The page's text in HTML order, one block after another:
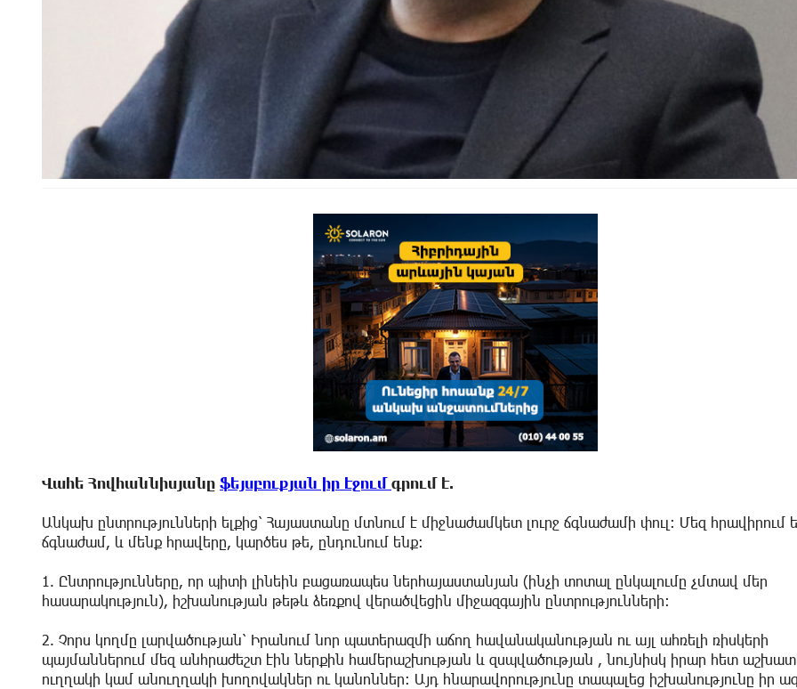
Վահե Հովհաննիսյանը ֆեյսբուքյան իր էջում գրում է.
Անկախ ընտրությունների ելքից՝ Հայաստանը մտնում է միջնաժամկետ լուրջ ճգնաժամի փուլ։ Մեզ հրավիրում
ճգնաժամ, և մենք հրավերը, կարծես թե, ընդունում ենք։
1. Ընտրությունները, որ պիտի լինեին բացառապես ներհայաստանյան (ինչի տոտալ ընկալումը չմտավ մեր
հասարակություն), իշխանության թեթև ձեռքով վերածվեցին միջազգային ընտրությունների։
2. Չորս կողմը լարվածության՝ Իրանում նոր պատերազմի աճող հավանականության ու այլ ահռելի ռիսկերի
պայմաններում մեզ անհրաժեշտ էին ներքին համերաշխության և զսպվածության , նույնիսկ իրար հետ
ուղղակի կամ անուղղակի խողովակներ ու կանոններ։ Այդ հնարավորությունը տապալեց իշխանությունը իր